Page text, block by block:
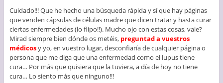
Cuidado!!! Que he hecho una búsqueda rápida y sí que hay páginas
que venden cápsulas de células madre que dicen tratar y hasta curar
ciertas enfermedades (lo flipo!!). Mucho ojo con estas cosas, vale?
Mirad siempre bien dónde os metéis, preguntad a vuestros
médicosy yo, en vuestro lugar, desconfiaría de cualquier página o
persona que me diga que una enfermedad como el lupus tiene
cura… Por más que quisiera que la tuviera, a día de hoy no tiene
cura… Lo siento más que ninguno!!!